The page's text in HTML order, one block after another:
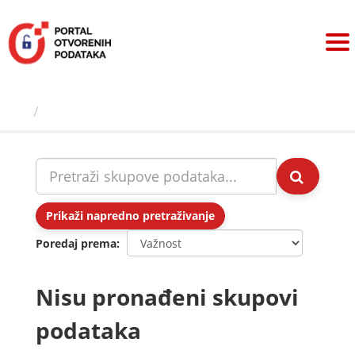
sadržaj
Prikaži napredno pretraživanje
Poredaj prema
Nisu pronađeni skupovi
podataka